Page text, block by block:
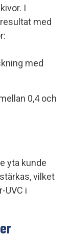
I
med
med
0,4 och
yta kunde
vilket
UVC i